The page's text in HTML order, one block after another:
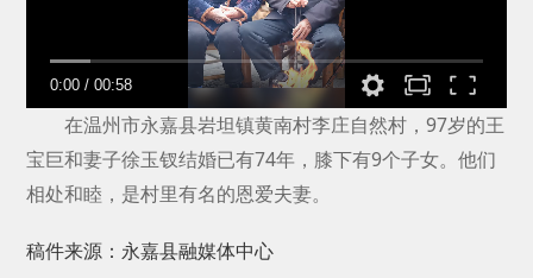
0:00 /00:58
在温州市永嘉县岩坦镇黄南村李庄自然村，97岁的王
宝巨和妻子徐玉钗结婚已有74年，膝下有9个子女。他们
相处和睦，是村里有名的恩爱夫妻。
稿件来源：永嘉县融媒体中心